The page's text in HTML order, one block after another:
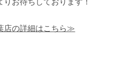
店の詳細はこちら≫